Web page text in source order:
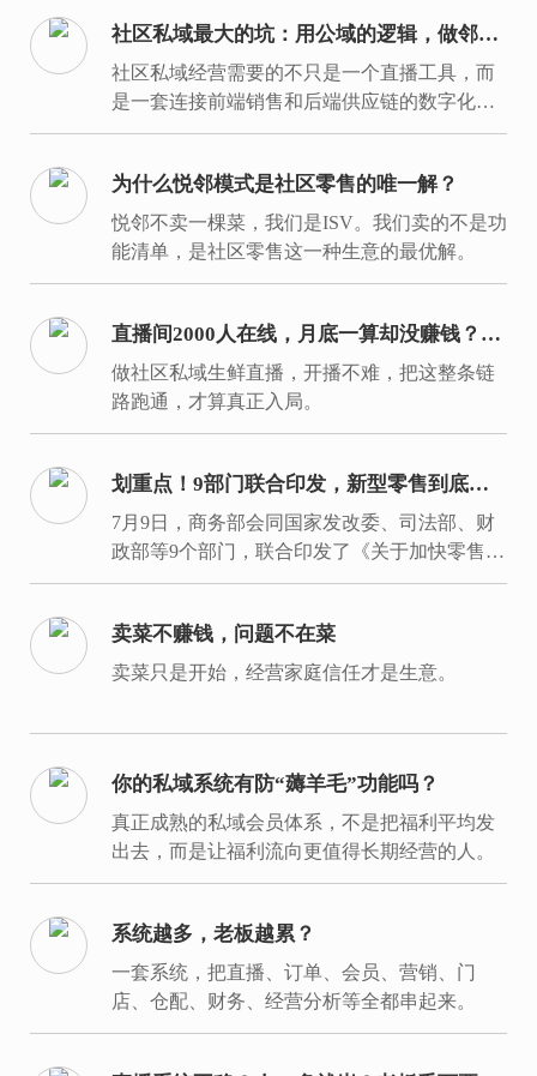
社区私域最大的坑：用公域的逻辑，做邻居
的生意
社区私域经营需要的不只是一个直播工具，而
是一套连接前端销售和后端供应链的数字化履
约体系。
为什么悦邻模式是社区零售的唯一解？
悦邻不卖一棵菜，我们是ISV。我们卖的不是功
能清单，是社区零售这一种生意的最优解。
直播间2000人在线，月底一算却没赚钱？入
局同城生鲜要过的是这7关
做社区私域生鲜直播，开播不难，把这整条链
路跑通，才算真正入局。
划重点！9部门联合印发，新型零售到底新
在哪里？
7月9日，商务部会同国家发改委、司法部、财
政部等9个部门，联合印发了《关于加快零售业
创新发展的意见》。
卖菜不赚钱，问题不在菜
卖菜只是开始，经营家庭信任才是生意。
你的私域系统有防“薅羊毛”功能吗？
真正成熟的私域会员体系，不是把福利平均发
出去，而是让福利流向更值得长期经营的人。
系统越多，老板越累？
一套系统，把直播、订单、会员、营销、门
店、仓配、财务、经营分析等全都串起来。